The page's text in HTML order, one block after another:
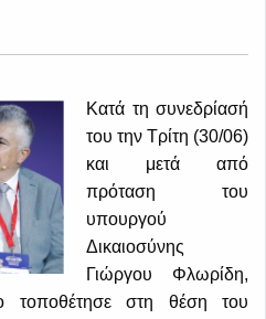
Κατά τη συνεδρίασή
του την Τρίτη (30/06)
και μετά από
πρόταση του
υπουργού
Δικαιοσύνης
Γιώργου Φλωρίδη,
τοποθέτησε στη θέση του